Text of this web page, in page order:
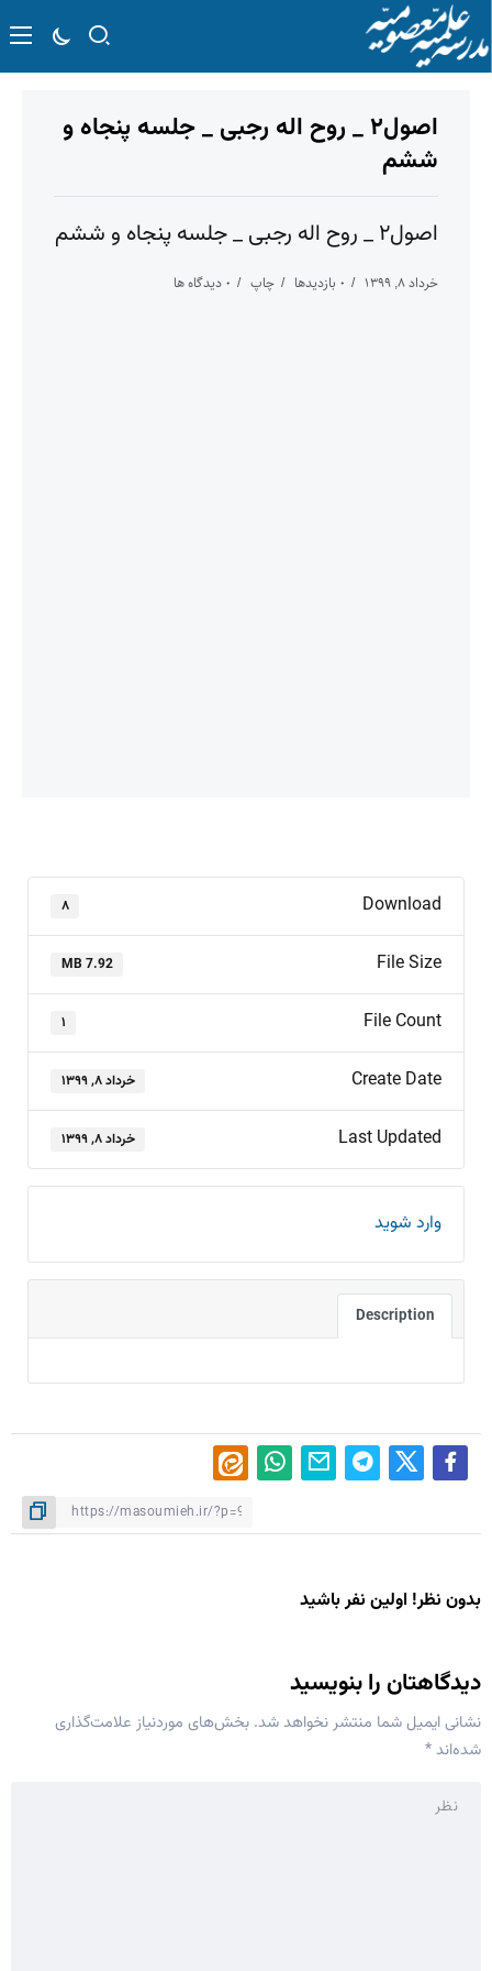
اصول۲ _ روح اله رجبی _ جلسه پنجاه و
ششم
اصول۲ _ روح اله رجبی _ جلسه پنجاه و ششم
خرداد ۸, ۱۳۹۹ ۰ بازدیدها چاپ ۰ دیدگاه ها
Download ۸
File Size
7.92 MB
File Count ۱
Create Date خرداد ۸, ۱۳۹۹
Last Updated خرداد ۸, ۱۳۹۹
وارد شوید
Description
بدون نظر! اولین نفر باشید
دیدگاهتان را بنویسید
نشانی ایمیل شما منتشر نخواهد شد. بخش‌های موردنیاز علامت‌گذاری
شده‌اند*